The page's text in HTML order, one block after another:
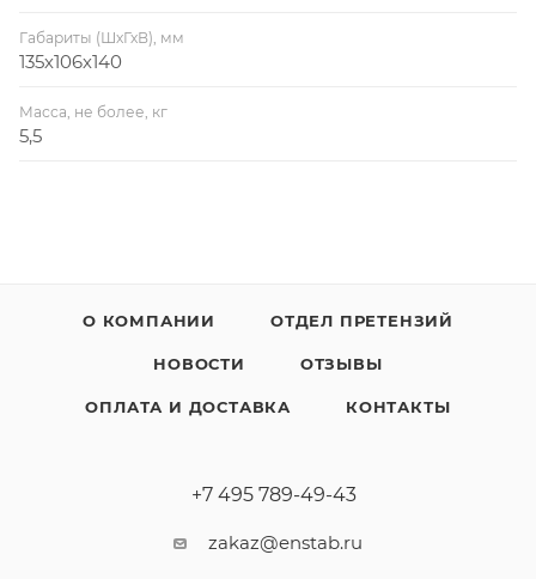
Габариты (ШхГхВ), мм
135х106х140
Масса, не более, кг
5,5
О КОМПАНИИ ОТДЕЛ ПРЕТЕНЗИЙ
НОВОСТИ ОТЗЫВЫ
ОПЛАТА И ДОСТАВКА КОНТАКТЫ
+7 495 789-49-43
zakaz@enstab.ru